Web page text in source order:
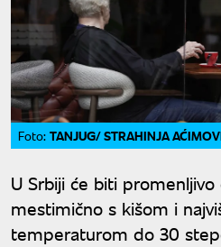
Foto: TANJUG/ STRAHINJA
U Srbiji će biti promenljivo
mestimično s kišom i
temperaturom do 30